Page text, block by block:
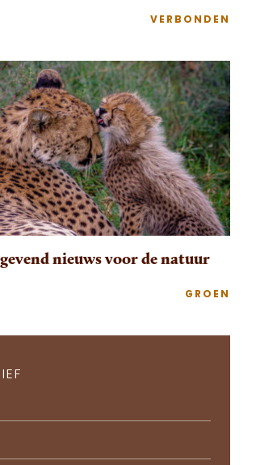
VERBONDEN
nieuws voor de natuur
GROEN